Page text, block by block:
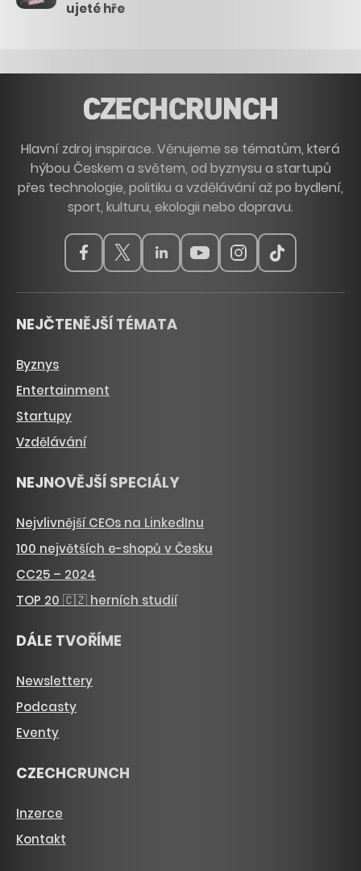
ujeté hře
Hlavní zdroj inspirace. Věnujeme se tématům, která
hýbou Českem a světem, od byznysu a startupů
přes technologie, politiku a vzdělávání až po bydlení,
sport, kulturu, ekologii nebo dopravu.
NEJČTENĚJŠÍ TÉMATA
Byznys
Entertainment
Startupy
Vzdělávání
NEJNOVĚJŠÍ SPECIÁLY
Nejvlivnější CEOs na LinkedInu
100 největších e-shopů v Česku
CC25 – 2024
TOP 20 🇨🇿 herních studií
DÁLE TVOŘÍME
Newslettery
Podcasty
Eventy
CZECHCRUNCH
Inzerce
Kontakt